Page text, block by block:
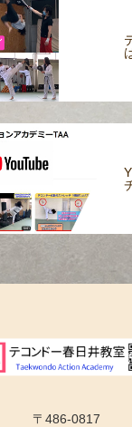
〒486-0817